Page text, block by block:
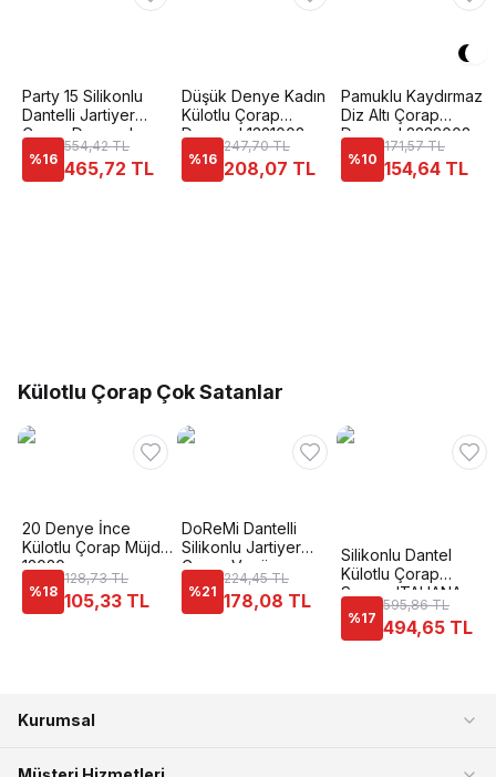
Party 15 Silikonlu
Dantelli Jartiyer
Çorap Daymod
D1311003
%16
554,42 TL
465,72 TL
Düşük Denye Kadın
Külotlu Çorap
Daymod 1321002
%16
247,70 TL
208,07 TL
Pamuklu Kaydırmaz
Diz Altı Çorap
Daymod 2222008
%10
171,57 TL
154,64 TL
Külotlu Çorap Çok Satanlar
20 Denye İnce
Külotlu Çorap Müjde
12020
%18
128,73 TL
105,33 TL
DoReMi Dantelli
Silikonlu Jartiyer
Çorap Venüs
%21
224,45 TL
178,08 TL
Silikonlu Dantel
Külotlu Çorap
Somon ITALIANA
1836
%17
595,86 TL
494,65 TL
Kurumsal